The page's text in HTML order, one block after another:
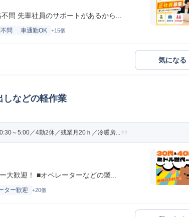
問 先輩社員のサポートがあるから...
問 車通勤OK +15個
気になる
しなどの軽作業
～5:00／4勤2休／残業月20ｈ／冷暖房...
大歓迎！ ■オペレーターなどの製...
ター歓迎 +20個